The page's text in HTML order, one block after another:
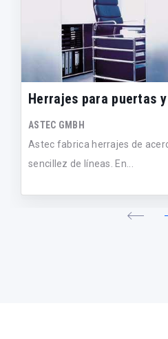
Herrajes para puertas
ASTEC GMBH
Astec fabrica herrajes de
sencillez de líneas. En...